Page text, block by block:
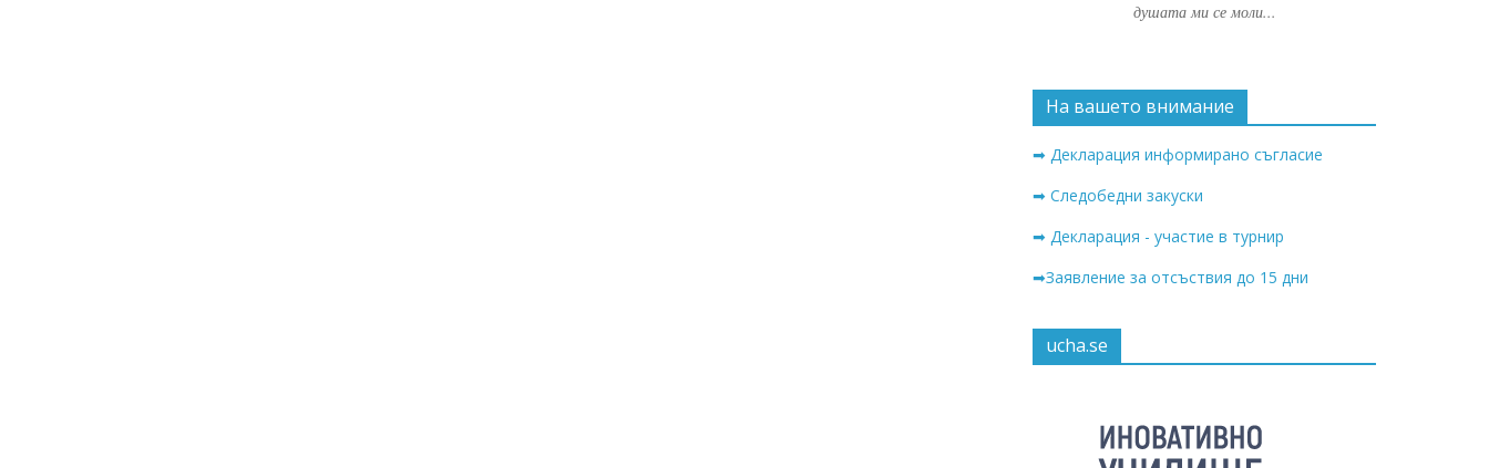
душата ми се моли...
На вашето внимание
➡ Декларация информирано съгласие
➡ Следобедни закуски
➡ Декларация - участие в турнир
➡Заявление за отсъствия до 15 дни
ucha.se